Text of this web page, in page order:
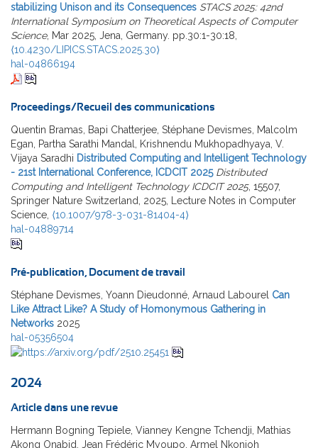
stabilizing Unison and its Consequences STACS 2025: 42nd
International Symposium on Theoretical Aspects of Computer
Science, Mar 2025, Jena, Germany. pp.30:1-30:18,
⟨10.4230/LIPICS.STACS.2025.30⟩
hal-04866194
Proceedings/Recueil des communications
Quentin Bramas, Bapi Chatterjee, Stéphane Devismes, Malcolm
Egan, Partha Sarathi Mandal, Krishnendu Mukhopadhyaya, V.
Vijaya Saradhi Distributed Computing and Intelligent Technology
- 21st International Conference, ICDCIT 2025 Distributed
Computing and Intelligent Technology ICDCIT 2025, 15507,
Springer Nature Switzerland, 2025, Lecture Notes in Computer
Science, ⟨10.1007/978-3-031-81404-4⟩
hal-04889714
Pré-publication, Document de travail
Stéphane Devismes, Yoann Dieudonné, Arnaud Labourel Can
Like Attract Like? A Study of Homonymous Gathering in
Networks 2025
hal-05356504
2024
Article dans une revue
Hermann Bogning Tepiele, Vianney Kengne Tchendji, Mathias
Akong Onabid, Jean Frédéric Myoupo, Armel Nkonjoh